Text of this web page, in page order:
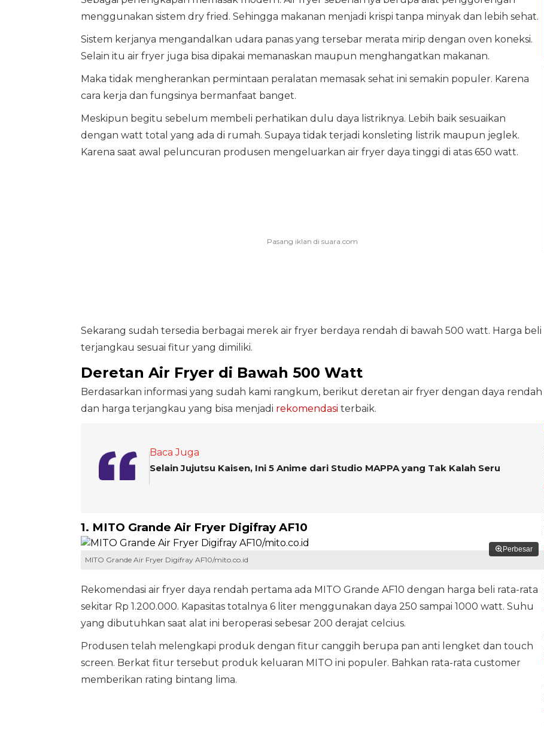
menggunakan sistem dry fried. Sehingga makanan menjadi krispi tanpa minyak dan lebih sehat.
Sistem kerjanya mengandalkan udara panas yang tersebar merata mirip dengan oven koneksi.
Selain itu air fryer juga bisa dipakai memanaskan maupun menghangatkan makanan.
Maka tidak mengherankan permintaan peralatan memasak sehat ini semakin populer. Karena
cara kerja dan fungsinya bermanfaat banget.
Meskipun begitu sebelum membeli perhatikan dulu daya listriknya. Lebih baik sesuaikan
dengan watt total yang ada di rumah. Supaya tidak terjadi konsleting listrik maupun jeglek.
Karena saat awal peluncuran produsen mengeluarkan air fryer daya tinggi di atas 650 watt.
Sekarang sudah tersedia berbagai merek air fryer berdaya rendah di bawah 500 watt. Harga beli
terjangkau sesuai fitur yang dimiliki.
Deretan Air Fryer di Bawah 500 Watt
Berdasarkan informasi yang sudah kami rangkum, berikut deretan air fryer dengan daya rendah
dan harga terjangkau yang bisa menjadi rekomendasi terbaik.
Baca Juga
Selain Jujutsu Kaisen, Ini 5 Anime dari Studio MAPPA yang Tak Kalah Seru
1. MITO Grande Air Fryer Digifray AF10
Perbesar
MITO Grande Air Fryer Digifray AF10/mito.co.id
Rekomendasi air fryer daya rendah pertama ada MITO Grande AF10 dengan harga beli rata-rata
sekitar Rp 1.200.000. Kapasitas totalnya 6 liter menggunakan daya 250 sampai 1000 watt. Suhu
yang dibutuhkan saat alat ini beroperasi sebesar 200 derajat celcius.
Produsen telah melengkapi produk dengan fitur canggih berupa pan anti lengket dan touch
screen. Berkat fitur tersebut produk keluaran MITO ini populer. Bahkan rata-rata customer
memberikan rating bintang lima.